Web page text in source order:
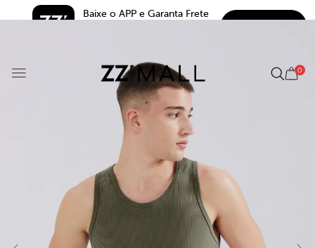
Baixe o APP e Garanta Frete
0